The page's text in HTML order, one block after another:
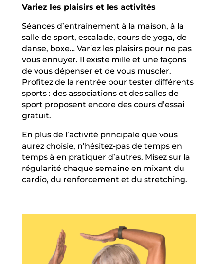
Variez les plaisirs et les activités
Séances d’entrainement à la maison, à la
salle de sport, escalade, cours de yoga, de
danse, boxe… Variez les plaisirs pour ne pas
vous ennuyer. Il existe mille et une façons
de vous dépenser et de vous muscler.
Profitez de la rentrée pour tester différents
sports : des associations et des salles de
sport proposent encore des cours d’essai
gratuit.
En plus de l’activité principale que vous
aurez choisie, n’hésitez-pas de temps en
temps à en pratiquer d’autres. Misez sur la
régularité chaque semaine en mixant du
cardio, du renforcement et du stretching.